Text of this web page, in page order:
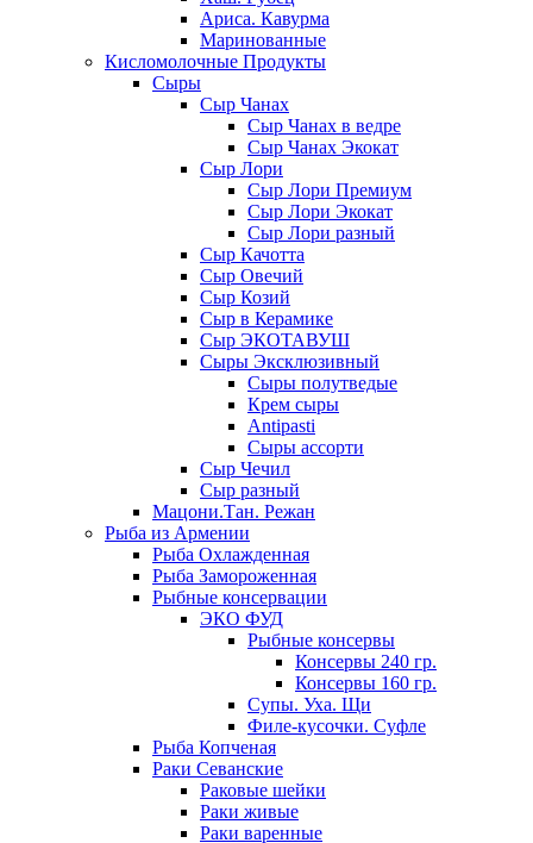
Ариса. Кавурма
Маринованные
Кисломолочные Продукты
Сыры
Сыр Чанах
Сыр Чанах в ведре
Сыр Чанах Экокат
Сыр Лори
Сыр Лори Премиум
Сыр Лори Экокат
Сыр Лори разный
Сыр Качотта
Сыр Овечий
Сыр Козий
Сыр в Керамике
Сыр ЭКОТАВУШ
Сыры Эксклюзивный
Сыры полутведые
Крем сыры
Antipasti
Сыры ассорти
Сыр Чечил
Сыр разный
Мацони.Тан. Режан
Рыба из Армении
Рыба Охлажденная
Рыба Замороженная
Рыбные консервации
ЭКО ФУД
Рыбные консервы
Консервы 240 гр.
Консервы 160 гр.
Супы. Уха. Щи
Филе-кусочки. Суфле
Рыба Копченая
Раки Севанские
Раковые шейки
Раки живые
Раки варенные